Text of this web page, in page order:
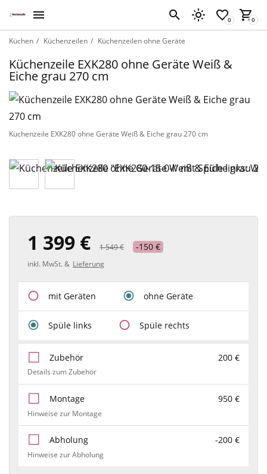
Küchen Küchenzeilen Küchenzeilen ohne Geräte
Küchenzeile EXK280 ohne Geräte Weiß &
Eiche grau 270 cm
Küchenzeile EXK280 ohne Geräte Weiß & Eiche grau 270 cm
1 399 € 1 549 € -150 €
inkl. MwSt. & Lieferung
mit Geräten ohne Geräte
Spüle links Spüle rechts
Zubehör 200 €
Details zum Zubehör
Montage 950 €
Hinweise zur Montage
Abholung -200 €
Hinweise zur Abholung